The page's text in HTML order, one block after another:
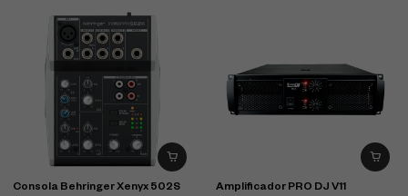
Consola Behringer Xenyx 502S
Amplificador PRO DJ V11